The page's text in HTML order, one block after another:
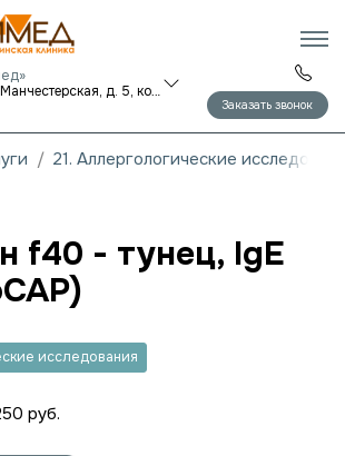
Санкт-Петербург ул. Манчестерская, д. 5, корп. 1
Заказать звонок
21. Аллергологические
f40 - тунец, IgE
исследования
руб.